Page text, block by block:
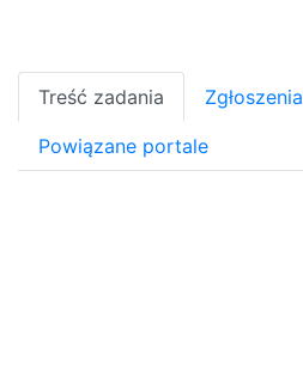
Treść zadania Zgłoszenia
Powiązane portale